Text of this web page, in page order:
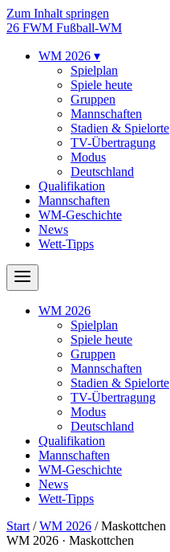
Zum Inhalt springen
26 FWM Fußball-WM
WM 2026 ▾
Spielplan
Spiele heute
Gruppen
Mannschaften
Stadien & Spielorte
TV-Übertragung
Modus
Deutschland
Qualifikation
Mannschaften
WM-Geschichte
News
Wett-Tipps
WM 2026
Spielplan
Spiele heute
Gruppen
Mannschaften
Stadien & Spielorte
TV-Übertragung
Modus
Deutschland
Qualifikation
Mannschaften
WM-Geschichte
News
Wett-Tipps
Start /WM 2026 /Maskottchen
WM 2026 · Maskottchen